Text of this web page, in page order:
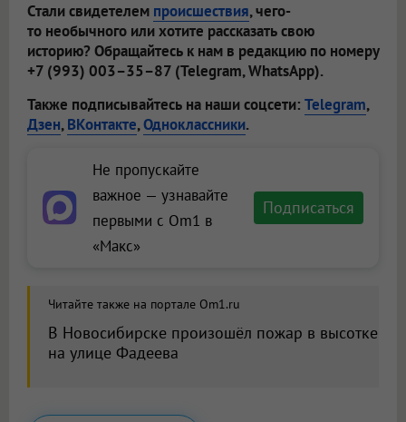
Стали свидетелем происшествия, чего-
то необычного или хотите рассказать свою
историю? Обращайтесь к нам в редакцию по номеру
+7 (993) 003–35–87 (Telegram, WhatsApp).
Также подписывайтесь на наши соцсети: Telegram,
Дзен,ВКонтакте,Одноклассники.
Не пропускайте
важное — узнавайте
первыми с Om1 в
«Макс»
Подписаться
Читайте также на портале Om1.ru
В Новосибирске произошёл пожар в высотке
на улице Фадеева